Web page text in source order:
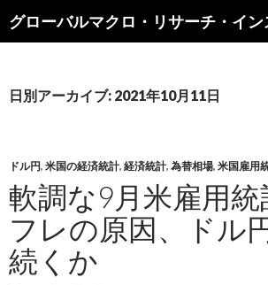
索
ン
キ
ッ
プ
日別アーカイブ: 2021年10月11日
ドル円, 米国の経済統計, 経済統計, 為替相場, 米国雇用
軟調な9月米雇用
フレの原因、ドル
続くか